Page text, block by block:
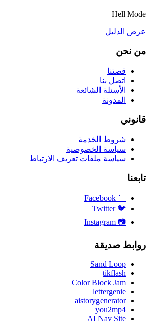
Hell Mode
عرض الدليل
من نحن
قصتنا
اتصل بنا
الأسئلة الشائعة
المدونة
قانوني
شروط الخدمة
سياسة الخصوصية
سياسة ملفات تعريف الارتباط
تابعنا
📘
🐦
Twitter
📷
روابط صديقة
Sand Loop
tikflash
Color Block Jam
lettergenie
aistorygenerator
you2mp4
AI Nav Site